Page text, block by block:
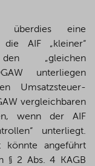
überdies eine
die AIF „kleiner“
den „gleichen
unterliegen
Umsatzsteuer-
vergleichbaren
wenn der AIF
unterliegt.
könnte angeführt
§ 2 Abs. 4 KAGB